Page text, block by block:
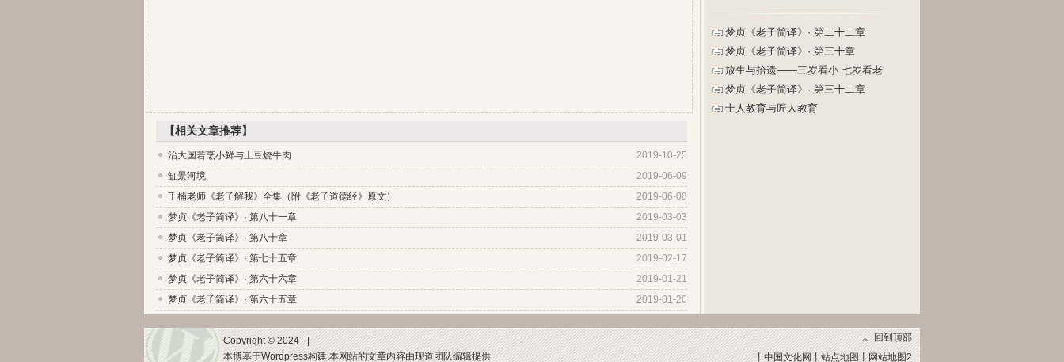
【相关文章推荐】
2019-10-25
治大国若烹小鲜与土豆烧牛肉
2019-06-09
缸景河境
2019-06-08
壬楠老师《老子解我》全集（附《老子道德经》原文）
2019-03-03
梦贞《老子简译》· 第八十一章
2019-03-01
梦贞《老子简译》· 第八十章
2019-02-17
梦贞《老子简译》· 第七十五章
2019-01-21
梦贞《老子简译》· 第六十六章
2019-01-20
梦贞《老子简译》· 第六十五章
梦贞《老子简译》· 第二十二章
梦贞《老子简译》· 第三十章
放生与拾遗——三岁看小 七岁看老
梦贞《老子简译》· 第三十二章
士人教育与匠人教育
回到顶部
Copyright © 2024 - |
本博基于Wordpress构建.本网站的文章内容由现道团队编辑提供
丨中国文化网 丨站点地图丨网站地图2